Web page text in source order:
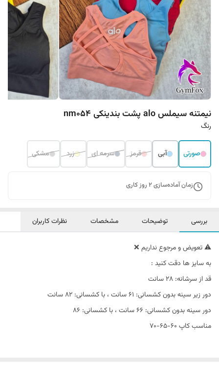
نیمتنه سیملس alo پشت بندینکی nm054
رنگ
صورتی آبی قرمز سرمه ای زرد مشکی
زمان آماده‌سازی2 روز کاری
بررسی توضیحات مشخصات نظرات کاربران
⚠️ تعویض و مرجوع نداریم ❌
به سایز ها دقت کنید :
قد از سرشانه: ۲۸ سانت
دور زیر سینه بدون کشسانی: ۶۱ سانت ، با کشسانی: ۸۲ سانت
دور سینه بدون کشسانی: ۶۶ سانت ، با کشسانی: ۸۶
مناسب کاپ ۶۰-۶۵-۷۰